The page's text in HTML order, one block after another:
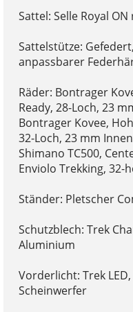
Sattel: Selle Royal ON
Sattelstütze:
anpassbarer
Räder: Bontrager
Ready, 28-Loch, 23
Bontrager Kovee,
32-Loch, 23 mm
Shimano TC500,
Enviolo Trekking, 32-
Ständer: Pletscher
Schutzblech: Trek
Aluminium
Vorderlicht: Trek
Scheinwerfer